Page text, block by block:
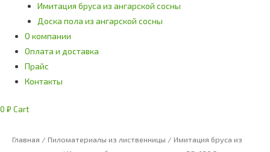
Имитация бруса из ангарской сосны
Доска пола из ангарской сосны
О компании
Оплата и доставка
Прайс
Контакты
0 ₽ Cart
Главная / Пиломатериалы из лиственницы / Имитация бруса из